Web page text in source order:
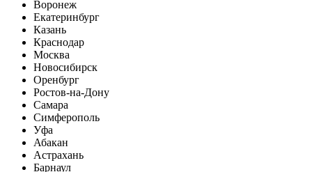
Воронеж
Екатеринбург
Казань
Краснодар
Москва
Новосибирск
Оренбург
Ростов-на-Дону
Самара
Симферополь
Уфа
Абакан
Астрахань
Барнаул